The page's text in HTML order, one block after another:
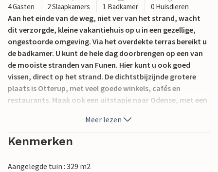
4 Gasten 2 Slaapkamers 1 Badkamer 0 Huisdieren
Aan het einde van de weg, niet ver van het strand, wacht
dit verzorgde, kleine vakantiehuis op u in een gezellige,
ongestoorde omgeving. Via het overdekte terras bereikt u
de badkamer. U kunt de hele dag doorbrengen op een van
de mooiste stranden van Funen. Hier kunt u ook goed
vissen, direct op het strand. De dichtstbijzijnde grotere
plaats is Otterup, met veel goede winkels, cafés en
restaurants. Maak ook een uitstapje naar Odense, met een
van dichtbij kunt bekijken en nog veel meer. Er zijn hier ook
verschillende overdekte speeltuinen voor de kleintjes.
Meer lezen
Kenmerken
Aangelegde tuin : 329 m2